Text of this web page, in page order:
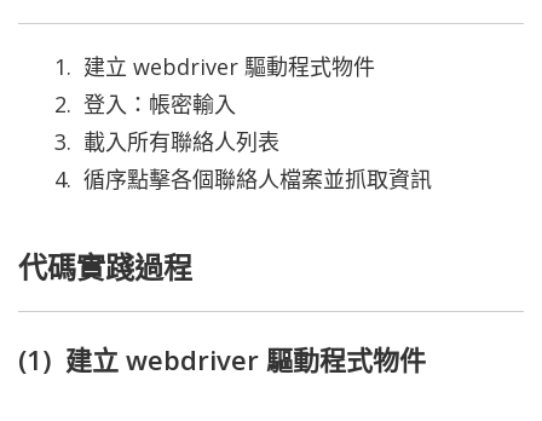
建立 webdriver 驅動程式物件
登入：帳密輸入
載入所有聯絡人列表
循序點擊各個聯絡人檔案並抓取資訊
代碼實踐過程
(1) 建立 webdriver 驅動程式物件